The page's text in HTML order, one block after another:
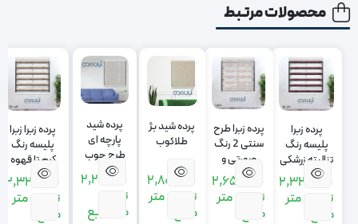
محصولات مرتبط
پرده زبرا
پلیسه رنگ
تنالیته زرشکی
مشکی
2,327,000
تومان
متر
مربع
پرده زبرا طرح
سنتی 2 رنگ
صورتی و
تنالیته
صورتی
2,650,000
تومان
متر
مربع
پرده شید بژ
طلاکوب
2,800,000
تومان
متر
مربع
پرده شید
پارچه ای
طرح چوب
رنگ طوسی
2,210,000
تومان
متر مربع
پرده زبرا زبرا
پلیسه رنگ
کرم تا قهوه
ای
2,327,000
تومان
متر
مربع